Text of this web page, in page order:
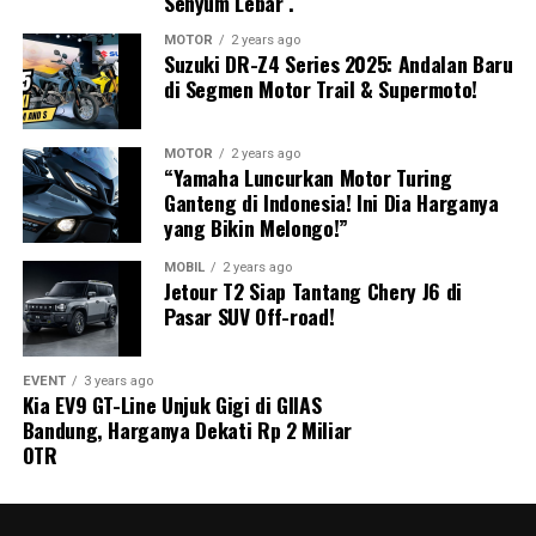
harga jual kendaraan di dealer. NJKB merupakan salah
satu komponen yang digunakan dalam perhitungan
perpajakan kendaraan dan bukan harga retail yang
dibayarkan konsumen.
Harga on-the-road nantinya masih dipengaruhi berbagai
administrasi lainnya.
Konsumen Bisa Mendaftarkan Minat
Berbeda dengan peluncuran produk massal pada
umumnya, Nissan menerapkan sistem
berbasis registrasi minat
MOTOR 2 years ago
Suzuki DR-Z4 Series 2025: Andalan Baru
di Segmen Motor Trail & Supermoto!
MOTOR 2 years ago
“Yamaha Luncurkan Motor Turing
Ganteng di Indonesia! Ini Dia Harganya
yang Bikin Melongo!”
MOBIL 2 years ago
Jetour T2 Siap Tantang Chery J6 di
Pasar SUV Off-road!
EVENT 3 years ago
Kia EV9 GT-Line Unjuk Gigi di GIIAS
Bandung, Harganya Dekati Rp 2 Miliar
OTR